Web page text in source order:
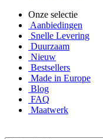
Onze selectie
Aanbiedingen
Snelle Levering
Duurzaam
Nieuw
Bestsellers
Made in Europe
Blog
FAQ
Maatwerk